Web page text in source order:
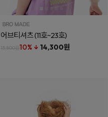
어브티셔츠(11호~23호)
15,800원10% ↓ 14,300원